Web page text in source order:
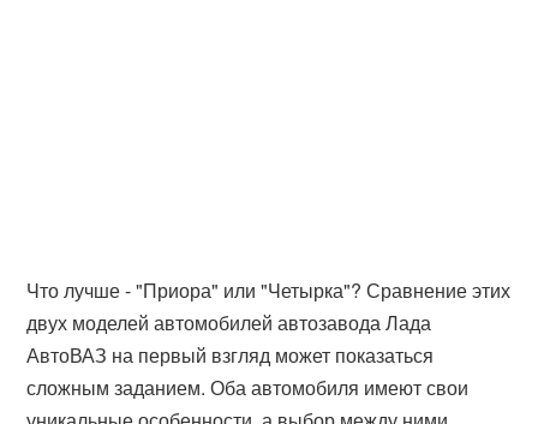
Что лучше - "Приора" или "Четырка"? Сравнение этих
двух моделей автомобилей автозавода Лада
АвтоВАЗ на первый взгляд может показаться
сложным заданием. Оба автомобиля имеют свои